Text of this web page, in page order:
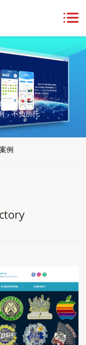
，不负所托
例